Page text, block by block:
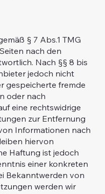
§ 7 Abs.1 TMG
nach den
Nach §§ 8 bis
jedoch nicht
gespeicherte fremde
oder nach
eine rechtswidrige
zur Entfernung
Informationen nach
hiervon
Haftung ist jedoch
einer konkreten
Bekanntwerden von
werden wir